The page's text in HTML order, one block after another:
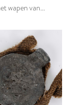
wapen van